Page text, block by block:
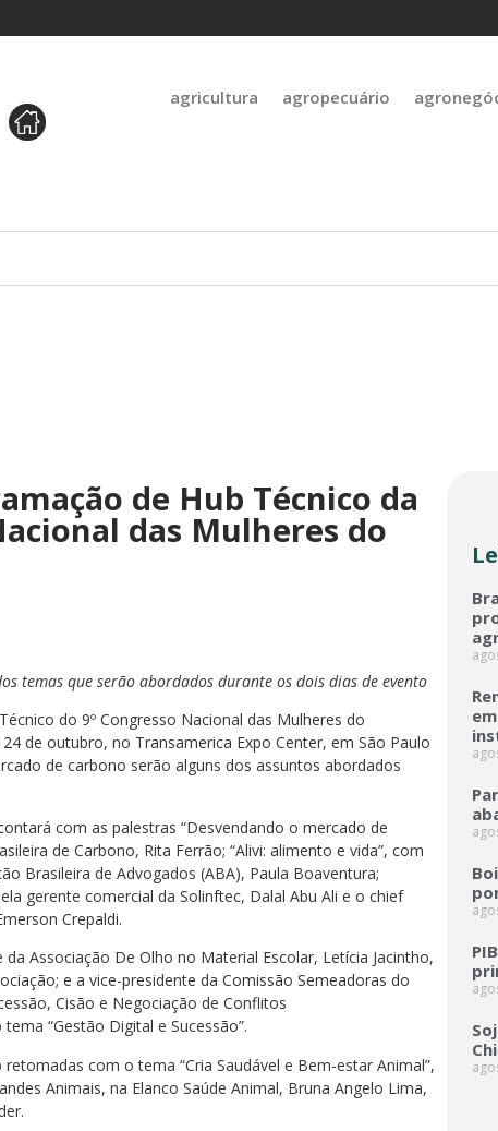
agricultura agropecuário
de Hub Técnico da
das Mulheres do
temas que serão abordados durante os dois dias de evento
do 9º Congresso Nacional das Mulheres do
de outubro, no Transamerica Expo Center, em São Paulo
de carbono serão alguns dos assuntos abordados
com as palestras “Desvendando o mercado de
de Carbono, Rita Ferrão; “Alivi: alimento e vida”, com
Brasileira de Advogados (ABA), Paula Boaventura;
gerente comercial da Solinftec, Dalal Abu Ali e o chief
Crepaldi.
Associação De Olho no Material Escolar, Letícia Jacintho,
e a vice-presidente da Comissão Semeadoras do
Cisão e Negociação de Conflitos
“Gestão Digital e Sucessão”.
com o tema “Cria Saudável e Bem-estar Animal”,
Animais, na Elanco Saúde Animal, Bruna Angelo Lima,